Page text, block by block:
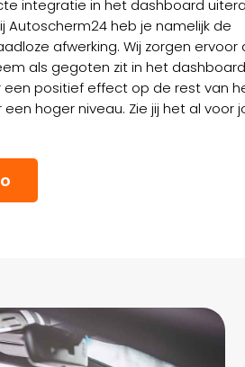
integratie in het dashboard
Autoscherm24 heb je namelijk de
afwerking. Wij zorgen ervoor
als gegoten zit in het
positief effect op de rest van
hoger niveau. Zie jij het al voor